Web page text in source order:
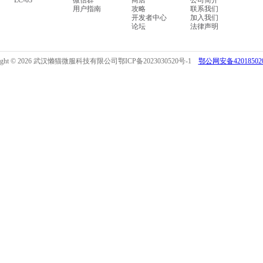
用户指南
攻略
开发者中心
论坛
联系我们
加入我们
法律声明
© 2026 武汉懒猫微服科技有限公司鄂ICP备2023030520号-1 鄂公网安备